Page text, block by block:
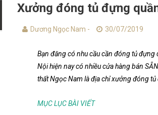
Xưởng đóng tủ đựng
Dương Ngọc Nam - 30/07/2019
Bạn đăng có nhu cầu cần đóng tủ
Nội hiện nay có nhiều cửa hàng bán
thất Ngọc Nam là địa chỉ xưởng đóng
MỤC LỤC BÀI VIẾT